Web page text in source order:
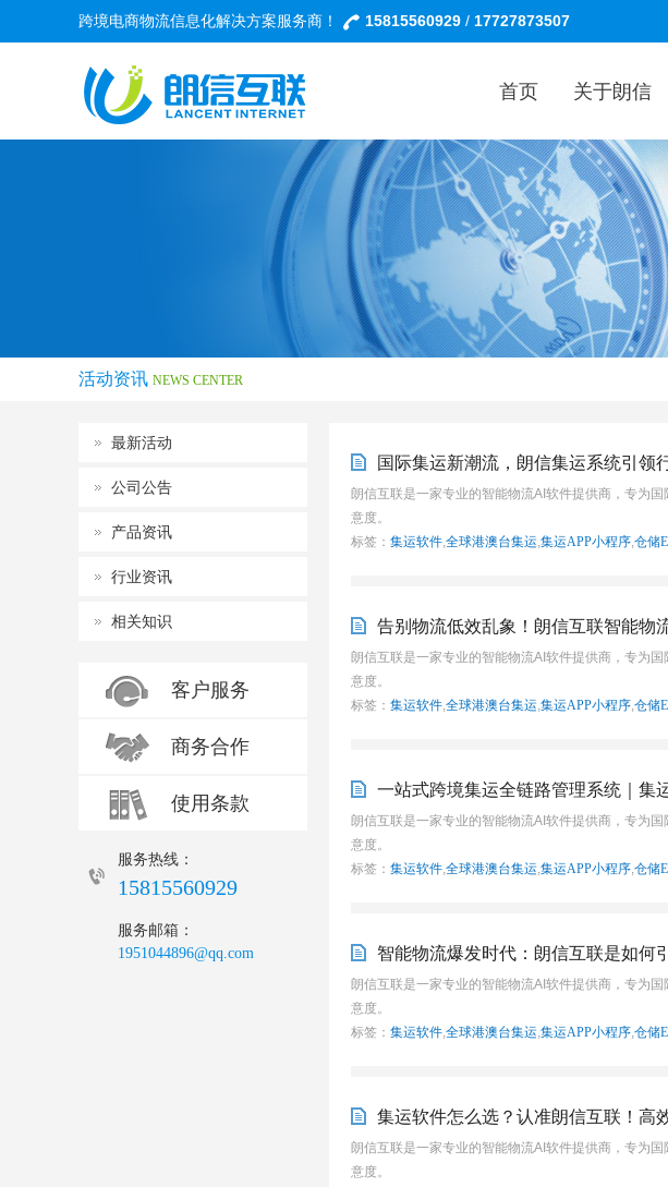
跨境电商物流信息化解决方案服务商！ 15815560929 / 17727873507
首页 关于朗信
活动资讯 NEWS CENTER
最新活动
公司公告
产品资讯
行业资讯
相关知识
客户服务
商务合作
使用条款
服务热线：
15815560929
服务邮箱：
1951044896@qq.com
国际集运新潮流，朗信集运系统引领
朗信互联是一家专业的智能物流AI软件提供商，专为
意度。
标签： 集运软件,全球港澳台集运,集运APP小程序,仓储
告别物流低效乱象！朗信互联智能物
朗信互联是一家专业的智能物流AI软件提供商，专为
意度。
标签： 集运软件,全球港澳台集运,集运APP小程序,仓储
一站式跨境集运全链路管理系统｜集
朗信互联是一家专业的智能物流AI软件提供商，专为
意度。
标签： 集运软件,全球港澳台集运,集运APP小程序,仓储
智能物流爆发时代：朗信互联是如何
朗信互联是一家专业的智能物流AI软件提供商，专为
意度。
标签： 集运软件,全球港澳台集运,集运APP小程序,仓储
集运软件怎么选？认准朗信互联！高
朗信互联是一家专业的智能物流AI软件提供商，专为
意度。